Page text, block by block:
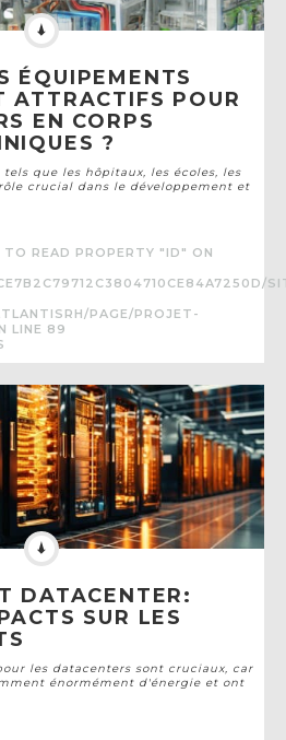
ÉQUIPEMENTS
ATTRACTIFS POUR
EN CORPS
?
que les hôpitaux, les écoles, les
crucial dans le développement et
READ PROPERTY "ID" ON
PAGE/PROJET-
LINE 89
DATACENTER:
SUR LES
les datacenters sont cruciaux, car
énormément d'énergie et ont